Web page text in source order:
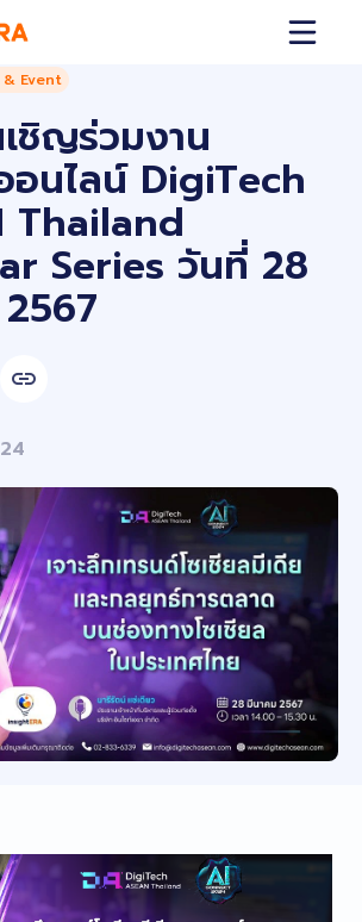
& Event
ชิญร่วมงาน
อนไลน์ DigiTech
Thailand
Series วันที่ 28
